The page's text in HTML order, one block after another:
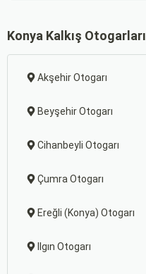
Konya Kalkış Otogarları
Akşehir Otogarı
Beyşehir Otogarı
Cihanbeyli Otogarı
Çumra Otogarı
Ereğli (Konya) Otogarı
Ilgın Otogarı